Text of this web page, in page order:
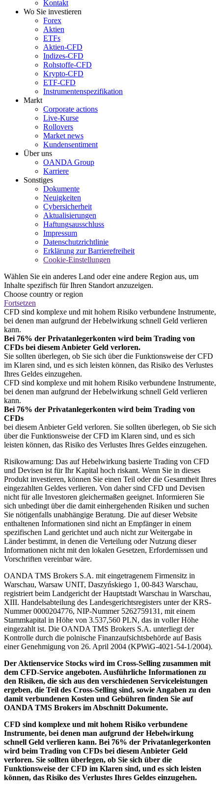
Kontakt
Wo Sie investieren
Forex
Aktien
ETFs
Aktien-CFD
Indizes-CFD
Rohstoffe-CFD
Krypto-CFD
ETF-CFD
Instrumentenspezifikation
Markt
Corporate actions
Live-Kurse
Rollovers
Market news
Kundensentiment
Über uns
OANDA Group
Karriere
Sonstiges
Dokumente
Neuigkeiten
Cybersicherheit
Aktualisierungen
Haftungsausschluss
Impressum
Datenschutzrichtlinie
Erklärung zur Barrierefreiheit
Cookie-Einstellungen
Wählen Sie ein anderes Land oder eine andere Region aus, um
Inhalte spezifisch für Ihren Standort anzuzeigen.
Choose country or region
Fortsetzen
CFD sind komplexe und mit hohem Risiko verbundene Instrumente,
bei denen man aufgrund der Hebelwirkung schnell Geld verlieren
kann.
Bei 76% der Privatanlegerkonten wird beim Trading von
CFDs bei diesem Anbieter Geld verloren.
Sie sollten überlegen, ob Sie sich über die Funktionsweise der CFD
im Klaren sind, und es sich leisten können, das Risiko des Verlustes
Ihres Geldes einzugehen.
CFD sind komplexe und mit hohem Risiko verbundene Instrumente,
bei denen man aufgrund der Hebelwirkung schnell Geld verlieren
kann.
Bei 76% der Privatanlegerkonten wird beim Trading von
CFDs
bei diesem Anbieter Geld verloren. Sie sollten überlegen, ob Sie sich
über die Funktionsweise der CFD im Klaren sind, und es sich
leisten können, das Risiko des Verlustes Ihres Geldes einzugehen.
Risikowarnung: Das auf Hebelwirkung basierte Trading von CFD
und Devisen ist für Ihr Kapital hoch riskant. Wenn Sie in dieses
Produkt investieren, können Sie einen Teil oder die Gesamtheit Ihres
eingezahlten Geldes verlieren. Von daher sind CFD und Devisen
nicht für alle Investoren gleichermaßen geeignet. Informieren Sie
sich unbedingt über die damit einhergehenden Risiken und suchen
Sie nötigenfalls unabhängige Beratung. Die auf dieser Website
enthaltenen Informationen sind nicht an Empfänger in einem
spezifischen Land gerichtet und auch nicht zur Weitergabe in
Länder bestimmt, in denen die Verteilung oder Nutzung dieser
Informationen nicht mit den lokalen Gesetzen, Erfordernissen und
Vorschriften vereinbar wäre.
OANDA TMS Brokers S.A. mit eingetragenem Firmensitz in
Warschau, Warsaw UNIT, Daszyńskiego 1, 00-843 Warschau,
registriert beim Landgericht der Hauptstadt Warschau in Warschau,
XIII. Handelsabteilung des Landesgerichtsregisters unter der KRS-
Nummer 0000204776, NIP-Nummer 5262759131, mit einem
Stammkapital in Höhe von 3.537,560 PLN, das in voller Höhe
eingezahlt ist. Die OANDA TMS Brokers S.A. unterliegt der
Kontrolle durch die polnische Finanzaufsichtsbehörde auf Basis
einer Genehmigung von 26. April 2004 (KPWiG-4021-54-1/2004).
Der Aktienservice Stocks wird im Cross-Selling zusammen mit
dem CFD-Service angeboten. Ausführliche Informationen zu
den Risiken, die sich aus den verschiedenen Serviceleistungen
ergeben, die Teil des Cross-Selling sind, sowie Angaben zu den
damit verbundenen Kosten und Gebühren finden Sie auf
OANDA TMS Brokers im Abschnitt Dokumente.
CFD sind komplexe und mit hohem Risiko verbundene
Instrumente, bei denen man aufgrund der Hebelwirkung
schnell Geld verlieren kann. Bei 76% der Privatanlegerkonten
wird beim Trading von CFDs bei diesem Anbieter Geld
verloren. Sie sollten überlegen, ob Sie sich über die
Funktionsweise der CFD im Klaren sind, und es sich leisten
können, das Risiko des Verlustes Ihres Geldes einzugehen.